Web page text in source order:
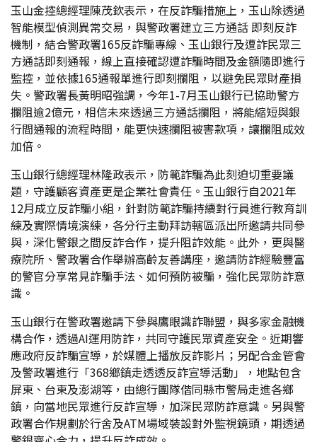
玉山金控總經理陳茂欽表示，在反詐騙措施上，玉山除透過
智能模型偵測異常交易，與警政署建立三方通話 即刻反詐
機制，結合警政署165反詐騙專線、玉山銀行及遭詐民眾三
方通話即刻通報，線上直接確認遭詐騙時間及金額隨即進行
監控，並依據165通報單進行即刻攔阻，以避免民眾財產損
失。警政署長黃明昭強調，今年1-7月玉山銀行已協助警方
攔阻逾2億元，相信未來透過三方通話攔阻，將能縮短與銀
行間通報的流程時間，能更快速攔阻被害款項，讓攔阻成效
加倍。
玉山銀行總經理林隆政表示，防範詐騙為此刻迫切重要議
題，守護顧客資產更是企業社會責任。玉山銀行自2021年
12月成立反詐騙小組，針對防範詐騙持續對行員進行教育訓
練及實際情境演練，各分行主動拜訪轄區派出所邀請共同參
與，深化警銀之間反詐合作，提升阻詐效能。此外，更與醫
療院所、警政署合作舉辦高齡友善講座，邀請防詐經驗豐富
的警官分享常見詐騙手法、如何預防被騙，強化民眾防詐意
識。
玉山銀行在警政署邀請下參與鷹眼識詐聯盟，與多家金融機
構合作，透過AI運用防詐，共同守護民眾資產安全。近期響
應政府反詐騙宣導，於媒體上播放反詐影片；另配合金管會
及警政署進行「368鄉鎮走透透反詐宣導活動」，地點包含
屏東、台東及澎湖等，由總行團隊偕同縣市警局走進各鄉
鎮，向當地民眾進行反詐宣導，加深民眾防詐意識。另與警
政署合作規劃於行舍及ATM場域裝設對外監視鏡頭，期透過